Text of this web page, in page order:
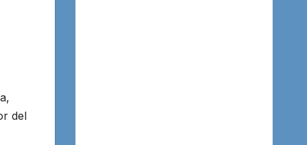
del